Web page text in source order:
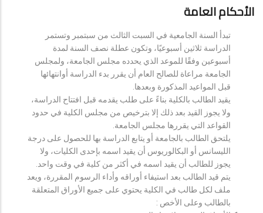
الأحكام العامة
تبدأ السنة الجامعية في السبت الثالث من سبتمبر وتستمر
الدراسة ثلاثين أسبوعيًا، وتكون عطلة نصف السنة لمدة
أسبوعين وفقًا للموعد الذي يحدده مجلس الجامعة، ولمجلس
الجامعة مراعاة للصالح العام أن يقرر بدء الدراسة أوانتهائها
قبل المواعيد المذكورة وبعدها.
يقيد الطالب بالكلية بناءً على طلب يقدمه قبل افتتاح الدراسة،
ولا يجوز القيد بعد ذلك إلا بترخيص من مجلس الكلية في حدود
القواعد التي يقررها مجلس الجامعة.
يلتحق الطالب بالجامعة أو يتابع الدراسة بها للحصول على درجة
الليسانس أو البكالوريوس أن يقيد اسمه بإحدى الكليات، ولا
يجوز للطالب أن يقيد اسمه في أكثر من كلية في وقت واحد.
يتم قيد الطالب بعد استيفاء أوراقه وأداء الرسوم المقررة، ويعد
ملف لكل طالب في الكلية يحتوي على جميع الأوراق المتعلقة
بالطالب وعلى الأخص :